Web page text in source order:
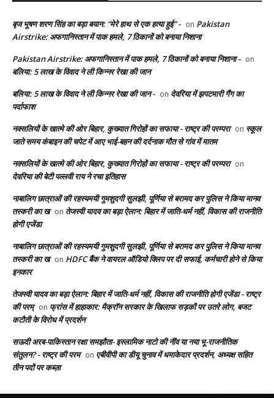
बृज भूषण शरण सिंह का बड़ा बयान: “मेरे हाथ से एक हत्या हुई” - on Pakistan
Airstrike: अफगानिस्तान में पाक हमले, 7 ठिकानों को बनाया निशाना
Pakistan Airstrike: अफगानिस्तान में पाक हमले, 7 ठिकानों को बनाया निशाना - on
बलिया: 5 लाख के विवाद ने ली किन्नर रेखा की जान
बलिया: 5 लाख के विवाद ने ली किन्नर रेखा की जान - on देवरिया में झपटमारी गैंग का
पर्दाफाश
नक्सलियों के खात्मे की ओर बिहार, कुख्यात गिरोहों का सफाया - राष्ट्र की परम्परा on स्कूल
जाते समय कंबाइन की चपेट में आए भाई-बहन की दर्दनाक मौत से गांव में मातम
नक्सलियों के खात्मे की ओर बिहार, कुख्यात गिरोहों का सफाया - राष्ट्र की परम्परा on
देवरिया की बेटी पल्लवी राय ने रचा इतिहास
नाबालिग छात्राओं की रहस्यमयी गुमशुदगी सुलझी, पूर्णिया से बरामद कर पुलिस ने किया मानव
तस्करी का ख on तेजस्वी यादव का बड़ा ऐलान: बिहार में जाति-धर्म नहीं, विकास की राजनीति
होगी एजेंडा
नाबालिग छात्राओं की रहस्यमयी गुमशुदगी सुलझी, पूर्णिया से बरामद कर पुलिस ने किया मानव
तस्करी का ख on HDFC बैंक ने वायरल ऑडियो क्लिप पर दी सफाई, कर्मचारी होने से किया
इनकार
तेजस्वी यादव का बड़ा ऐलान: बिहार में जाति-धर्म नहीं, विकास की राजनीति होगी एजेंडा - राष्ट्र
की परम् on फ्रांस में हाहाकार: मैक्रॉन सरकार के खिलाफ सड़कों पर उतरे लोग, बजट
कटौती के विरोध में प्रदर्शन
सऊदी अरब-पाकिस्तान रक्षा समझौता- इस्लामिक नाटो की नींव या नया भू-राजनीतिक
संतुलन? - राष्ट्र की परम on एबीवीपी का डीयू चुनाव में धमाकेदार प्रदर्शन, अध्यक्ष सहित
तीन पदों पर कब्ज़ा